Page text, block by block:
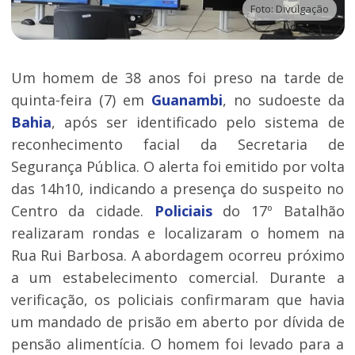
Foto: Divulgação
Um homem de 38 anos foi preso na tarde de
quinta-feira (7) em Guanambi, no sudoeste da
Bahia, após ser identificado pelo sistema de
reconhecimento facial da Secretaria de
Segurança Pública. O alerta foi emitido por volta
das 14h10, indicando a presença do suspeito no
Centro da cidade.
Policiaisdo 17º Batalhão
realizaram rondas e localizaram o homem na
Rua Rui Barbosa. A abordagem ocorreu próximo
a um estabelecimento comercial. Durante a
verificação, os policiais confirmaram que havia
um mandado de prisão em aberto por dívida de
pensão alimentícia. O homem foi levado para a